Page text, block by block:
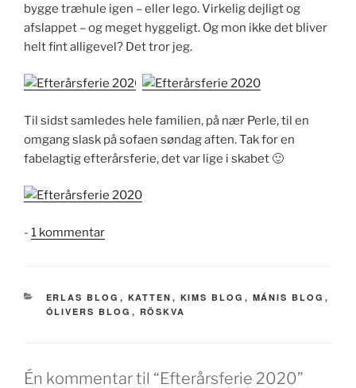
bygge træhule igen – eller lego. Virkelig dejligt og
afslappet – og meget hyggeligt. Og mon ikke det bliver
helt fint alligevel? Det tror jeg.
Til sidst samledes hele familien, på nær Perle, til en
omgang slask på sofaen søndag aften. Tak for en
fabelagtig efterårsferie, det var lige i skabet 🙂
- 1 kommentartil
KATEGORIER
ERLAS BLOG , KATTEN , KIMS BLOG , MÁNIS BLOG ,
ÓLIVERS BLOG , RÖSKVA
Én kommentar til “Efterårsferie 2020”